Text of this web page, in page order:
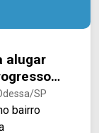
alugar
SP
bairro